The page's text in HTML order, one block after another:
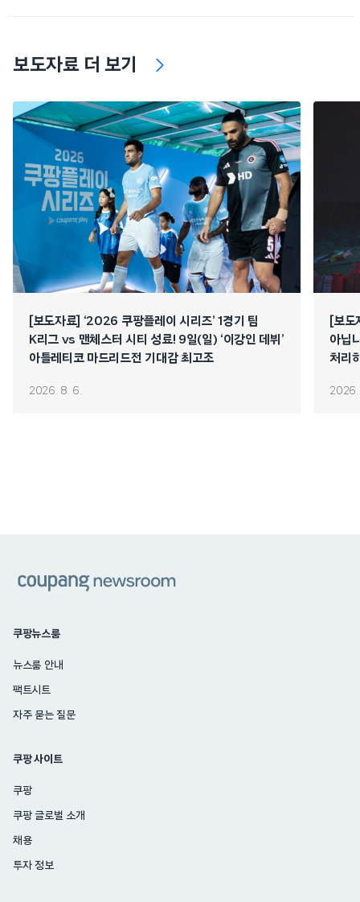
보도자료 더 보기
[보도자료] ‘2026 쿠팡플레이 시리즈’ 1경기 팀
K리그 vs 맨체스터 시티 성료! 9일(일) ‘이강인 데뷔’
아틀레티코 마드리드전 기대감 최고조
2026. 8. 6.
[보
아닙
처리
2026.
쿠팡뉴스룸
뉴스룸 안내
팩트시트
자주 묻는 질문
쿠팡 사이트
쿠팡
쿠팡 글로벌 소개
채용
투자 정보